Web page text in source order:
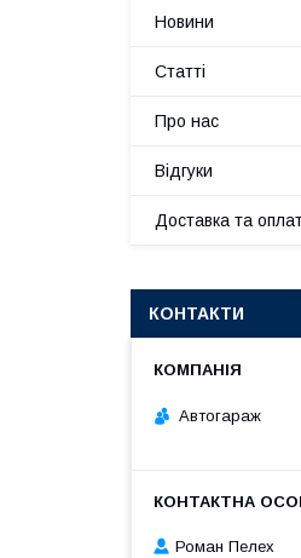
Новини
Статті
Про нас
Відгуки
Доставка та
КОНТАКТИ
Автогараж
Роман Пелех